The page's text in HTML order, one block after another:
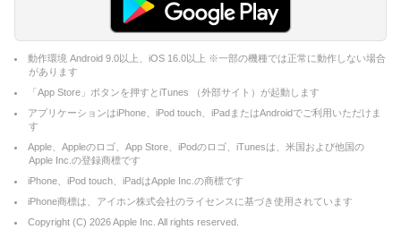
動作環境 Android 9.0以上、iOS 16.0以上 ※一部の機種では正常に動作しない場合
があります
「App Store」ボタンを押すとiTunes （外部サイト）が起動します
アプリケーションはiPhone、iPod touch、iPadまたはAndroidでご利用いただけま
す
Apple、Appleのロゴ、App Store、iPodのロゴ、iTunesは、米国および他国の
Apple Inc.の登録商標です
iPhone、iPod touch、iPadはApple Inc.の商標です
iPhone商標は、アイホン株式会社のライセンスに基づき使用されています
Copyright (C) 2026Apple Inc. All rights reserved.